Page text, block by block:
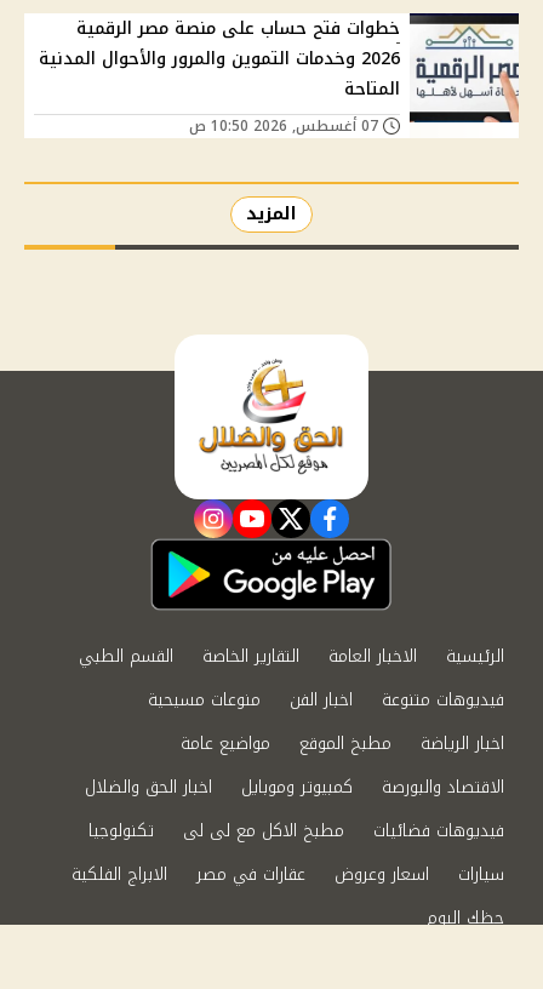
خطوات فتح حساب على منصة مصر الرقمية
2026 وخدمات التموين والمرور والأحوال المدنية
المتاحة
المزيد
facebook
twitter
youtube
instagram
الرئيسية الاخبار العامة التقارير الخاصة
القسم الطبي
فيديوهات متنوعة
اخبار الفن
منوعات مسيحية
اخبار الرياضة
مطبخ الموقع
مواضيع عامة
الاقتصاد والبورصة
كمبيوتر وموبايل
اخبار الحق والضلال
فيديوهات فضائيات
مطبخ الاكل مع لى لى
تكنولوجيا
سيارات
اسعار وعروض عقارات في مصر
الابراج الفلكية
حظك اليوم